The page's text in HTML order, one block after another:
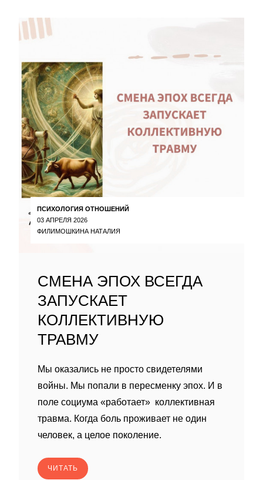
ПСИХОЛОГИЯ ОТНОШЕНИЙ
03 АПРЕЛЯ 2026
ФИЛИМОШКИНА НАТАЛИЯ
СМЕНА ЭПОХ ВСЕГДА
ЗАПУСКАЕТ
КОЛЛЕКТИВНУЮ
ТРАВМУ
Мы оказались не просто свидетелями
войны. Мы попали в пересменку эпох. И в
поле социума «работает» коллективная
травма. Когда боль проживает не один
человек, а целое поколение.
ЧИТАТЬ